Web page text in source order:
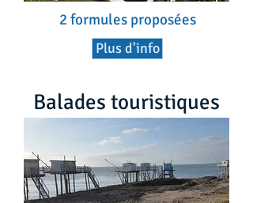
2 formules proposées
Plus d'info
Balades touristiques